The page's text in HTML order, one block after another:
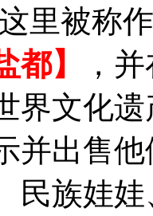
里被称作
都】
，
界文化
并出售
民族娃